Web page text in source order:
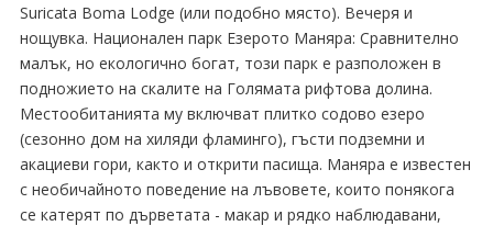
Suricata Boma Lodge (или подобно място). Вечеря и
нощувка. Национален парк Езерото Маняра: Сравнително
малък, но екологично богат, този парк е разположен в
подножието на скалите на Голямата рифтова долина.
Местообитанията му включват плитко содово езеро
(сезонно дом на хиляди фламинго), гъсти подземни и
акациеви гори, както и открити пасища. Маняра е известен
с необичайното поведение на лъвовете, които понякога
се катерят по дърветата - макар и рядко наблюдавани,